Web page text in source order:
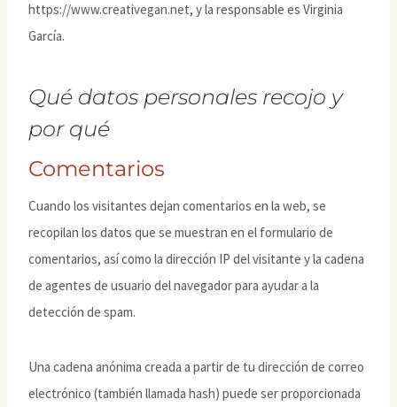
https://www.creativegan.net, y la responsable es Virginia
García.
Qué datos personales recojo y
por qué
Comentarios
Cuando los visitantes dejan comentarios en la web, se
recopilan los datos que se muestran en el formulario de
comentarios, así como la dirección IP del visitante y la cadena
de agentes de usuario del navegador para ayudar a la
detección de spam.
Una cadena anónima creada a partir de tu dirección de correo
electrónico (también llamada hash) puede ser proporcionada